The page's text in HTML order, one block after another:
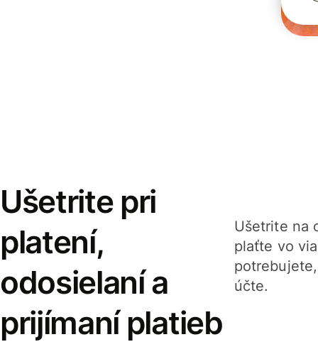
Ušetrite pri
platení,
odosielaní a
prijímaní platieb
Ušetrite na
plaťte vo
účte.